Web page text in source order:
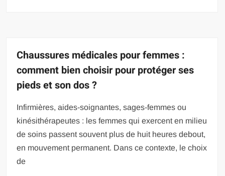
Chaussures médicales pour femmes :
comment bien choisir pour protéger ses
pieds et son dos ?
Infirmières, aides-soignantes, sages-femmes ou
kinésithérapeutes : les femmes qui exercent en milieu
de soins passent souvent plus de huit heures debout,
en mouvement permanent. Dans ce contexte, le choix
de